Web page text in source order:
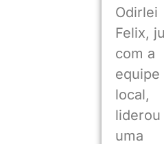
Odirlei
Felix,
com a
equipe
local,
liderou
uma